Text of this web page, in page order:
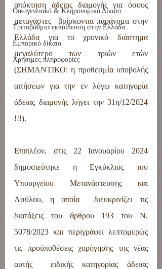
Οικογενειακό & Κληρονομικό Δίκαιο
Τριτοβάθμια εκπαίδευση στην Ελλάδα
Εμπορικό δίκαιο
Χρήσιμες πληροφορίες
απόκτηση άδειας διαμονής για όσους
μετανάστες  βρίσκονται παράνομα στην
Ελλάδα για το χρονικό διάστημα
μεγαλύτερο των τριών ετών
(ΣΗΜΑΝΤΙΚΟ: η προθεσμία υποβολής
αιτήσεων για την εν λόγω κατηγορία
άδειας διαμονής λήγει την 31η/12/2024
!!!).
Επιπλέον, στις 22 Ιανουαρίου 2024
δημοσιεύτηκε η Εγκύκλιος του
Υπουργείου Μετανάστευσης και
Ασύλου, η οποία  διευκρινίζει τις
διατάξεις του άρθρου 193 του Ν.
5078/2023 και περιγράφει λεπτομερώς
τις προϋποθέσεις χορήγησης της νέας
αυτής  ειδικής κατηγορίας άδειας